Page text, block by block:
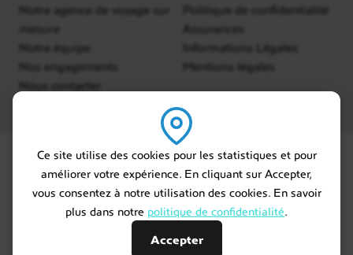
Ce site utilise des cookies pour les statistiques et pour
améliorer votre expérience. En cliquant sur Accepter,
vous consentez à notre utilisation des cookies. En savoir
plus dans notre politique de confidentialité.
Accepter
Notre agence de voyage sur
mesure
Notre équipe
Nos engagements
Nous contacter
Politique de confidentialité
Assurances
Informations Légales
Mentions légales